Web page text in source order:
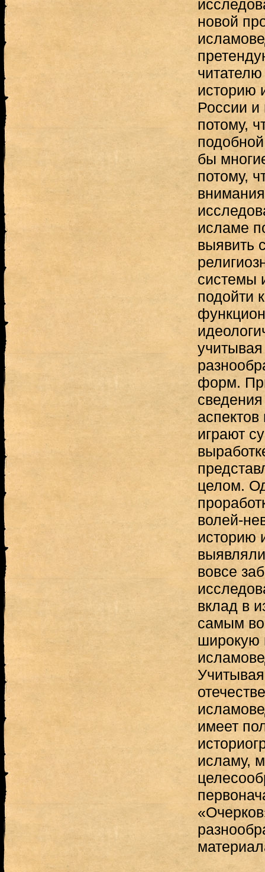
новой
историю
России
потому,
бы
потому,
исламе
выявить
системы
подойти
форм.
играют
целом.
волей-
историю
вовсе
вклад в
самым
широкую
Учитывая
имеет
исламу,